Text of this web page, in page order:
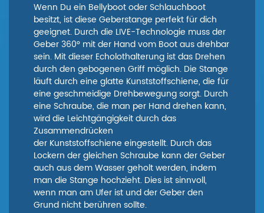
Wenn Du ein Bellyboot oder Schlauchboot
besitzt, ist diese Geberstange perfekt für dich
geeignet. Durch die LIVE-Technologie muss der
Geber 360° mit der Hand vom Boot aus drehbar
sein. Mit dieser Echolothalterung ist das Drehen
durch den gebogenen Griff möglich. Die Stange
läuft durch eine glatte Kunststoffschiene, die für
eine geschmeidige Drehbewegung sorgt. Durch
eine Schraube, die man per Hand drehen kann,
wird die Leichtgängigkeit durch das
Zusammendrücken
der Kunststoffschiene eingestellt. Durch das
Lockern der gleichen Schraube kann der Geber
auch aus dem Wasser geholt werden, indem
man die Stange hochzieht. Dies ist sinnvoll,
wenn man am Ufer ist und der Geber den
Grund nicht berühren sollte.